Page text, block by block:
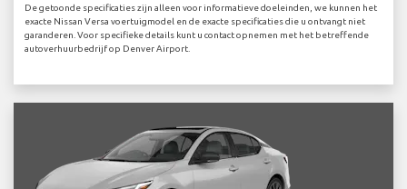
De getoonde specificaties zijn alleen voor informatieve doeleinden, we kunnen het
exacte Nissan Versa voertuigmodel en de exacte specificaties die u ontvangt niet
garanderen. Voor specifieke details kunt u contact opnemen met het betreffende
autoverhuurbedrijf op Denver Airport.